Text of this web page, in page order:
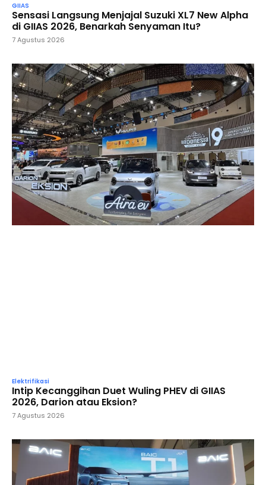
GIIAS
Sensasi Langsung Menjajal Suzuki XL7 New Alpha
di GIIAS 2026, Benarkah Senyaman Itu?
7 Agustus 2026
Elektrifikasi
Intip Kecanggihan Duet Wuling PHEV di GIIAS
2026, Darion atau Eksion?
7 Agustus 2026